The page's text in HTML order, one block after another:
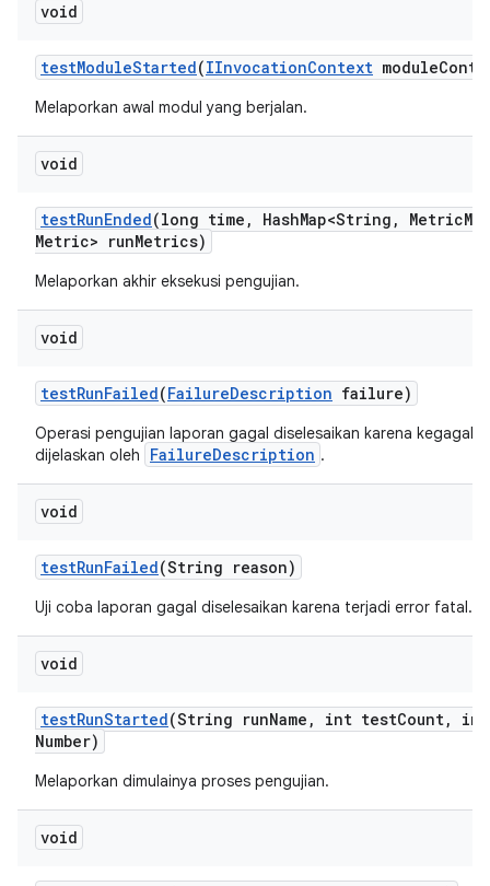
void
testModuleStarted(IInvocationContext module
Melaporkan awal modul yang berjalan.
void
testRunEnded(long time , HashMap<String , Metric
Metric> runMetrics)
Melaporkan akhir eksekusi pengujian.
void
testRunFailed(FailureDescription failure)
Operasi pengujian laporan gagal diselesaikan karena
dijelaskan oleh
FailureDescription .
void
testRunFailed(String reason)
Uji coba laporan gagal diselesaikan karena terjadi error fatal.
void
testRunStarted(String runName , int testCount,
int
Number)
Melaporkan dimulainya proses pengujian.
void